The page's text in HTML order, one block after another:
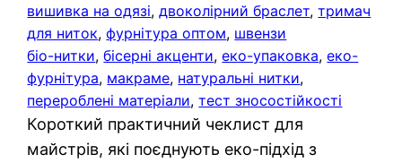
вишивка на одязі, двоколірний браслет, тримач
для ниток, фурнітура оптом, швензи
біо-нитки, бісерні акценти, еко-упаковка, еко-
фурнітура, макраме, натуральні нитки
перероблені матеріали, тест зносостійкості
Короткий практичний чеклист для
майстрів, які поєднують еко-підхід з